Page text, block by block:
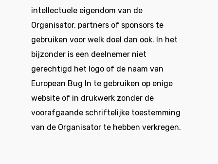
intellectuele eigendom van de
Organisator, partners of sponsors te
gebruiken voor welk doel dan ook. In het
bijzonder is een deelnemer niet
gerechtigd het logo of de naam van
European Bug In te gebruiken op enige
website of in drukwerk zonder de
voorafgaande schriftelijke toestemming
van de Organisator te hebben verkregen.